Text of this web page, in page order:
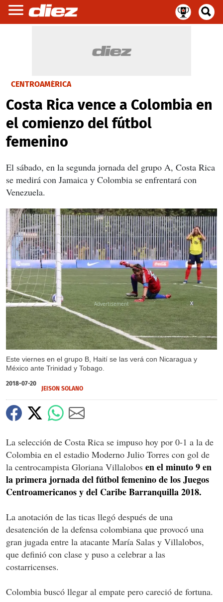
CENTROAMÉRICA
Costa Rica vence a Colombia en
el comienzo del fútbol
femenino
El sábado, en la segunda jornada del grupo A, Costa Rica
se medirá con Jamaica y Colombia se enfrentará con
Venezuela.
Este viernes en el grupo B, Haití se las verá con Nicaragua y
México ante Trinidad y Tobago.
X
2018-07-20
JEISON SOLANO
La selección de Costa Rica se impuso hoy por 0-1 a la de
Colombia en el estadio Moderno Julio Torres con gol de
la centrocampista Gloriana Villalobos en el minuto 9 en
la primera jornada del fútbol femenino de los Juegos
Centroamericanos y del Caribe Barranquilla 2018.
La anotación de las ticas llegó después de una
desatención de la defensa colombiana que provocó una
gran jugada entre la atacante María Salas y Villalobos,
que definió con clase y puso a celebrar a las
costarricenses.
Colombia buscó llegar al empate pero careció de fortuna.